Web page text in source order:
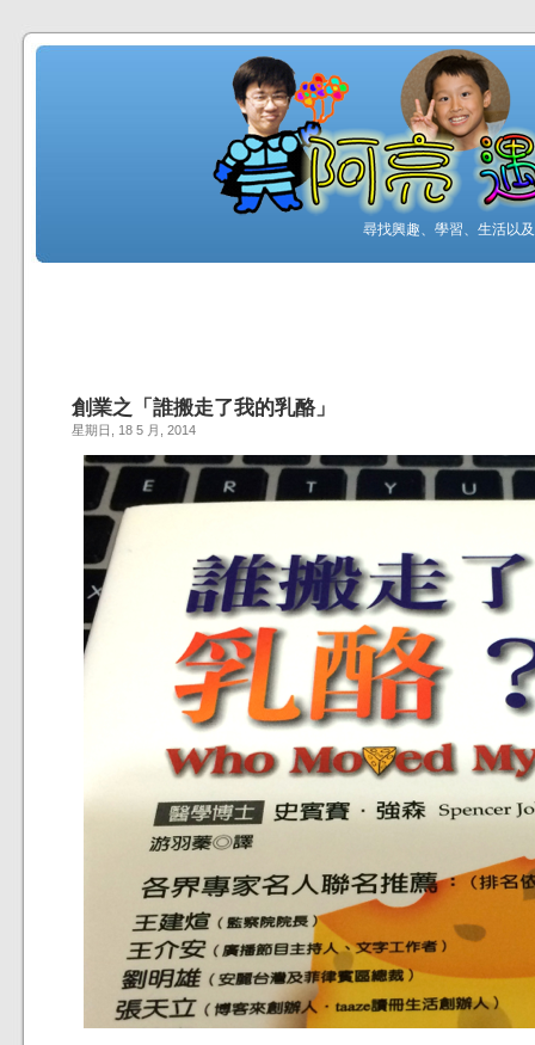
尋找興趣、學習、生活以
創業之「誰搬走了我的乳酪」
星期日, 18 5 月, 2014